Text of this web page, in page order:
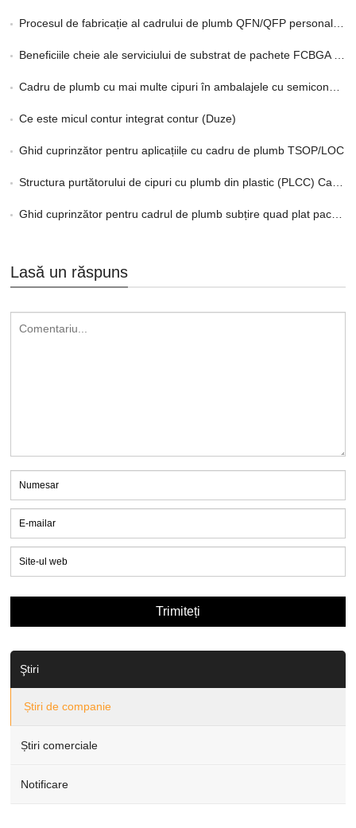
Procesul de fabricație al cadrului de plumb QFN/QFP personalizat
Beneficiile cheie ale serviciului de substrat de pachete FCBGA personalizate în HPC
Cadru de plumb cu mai multe cipuri în ambalajele cu semiconductor explicat
Ce este micul contur integrat contur (Duze)
Ghid cuprinzător pentru aplicațiile cu cadru de plumb TSOP/LOC
Structura purtătorului de cipuri cu plumb din plastic (PLCC) Cadru de plumb
Ghid cuprinzător pentru cadrul de plumb subțire quad plat pachet
Lasă un răspuns
Ştiri
Știri de companie
Știri comerciale
Notificare